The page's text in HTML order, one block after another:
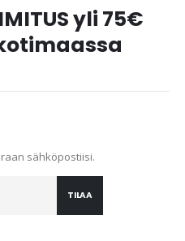
yli 75€
sähköpostiisi.
TILAA